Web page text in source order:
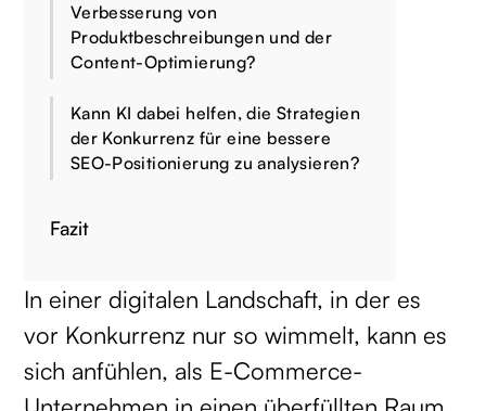
Verbesserung von
Produktbeschreibungen und der
Content-Optimierung?
Kann KI dabei helfen, die Strategien
der Konkurrenz für eine bessere
SEO-Positionierung zu analysieren?
Fazit
In einer digitalen Landschaft, in der es
vor Konkurrenz nur so wimmelt, kann es
sich anfühlen, als E-Commerce-